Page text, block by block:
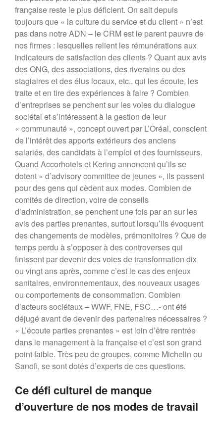
française reste le plus déficient. On sait depuis
toujours que « la culture du service et du client » n’est
pas dans notre ADN – le CRM est le parent pauvre de
nos firmes : lesquelles relient les rémunérations aux
indicateurs de satisfaction des clients ? Quant aux avis
des ONG, des associations, des riverains ou des
stagiaires et des élus locaux, etc.. qui les écoute, les
traite et en tire des expériences à faire ? Combien
d’entreprises se penchent sur les voies du dialogue
sociétal et s’intéressent à la gestion de leur
« communauté », concept ouvert par L’Oréal, conscient
de l’intérêt des apports extérieurs des anciens
salariés, des candidats à l’emploi et des fournisseurs.
Quand Accorhotels et Kering annoncent qu’ils se
dotent « d’advisory committee de jeunes », ils passent
pour des gens qui cèdent aux modes. Combien de
comités de direction, voire de conseils
d’administration, se penchent une fois par an sur les
avis des parties prenantes, surtout lorsqu’ils évoquent
des changements de modèles, prémonitoires ? Que de
temps perdu à s’opposer à des controverses qui
finissent par devenir des voies de transformation dix
ou vingt ans après, comme c’est le cas des enjeux
sanitaires, environnementaux, des nouveaux usages
ou comportements de consommation. Combien
d’acteurs sociétaux – WWF, FNE, FSC…- ont été
déjugé avant de devenir des partenaires nécessaires ?
« L’écoute parties prenantes » est loin d’être rentrée
dans le management à la française et c’est son grand
point faible. Très peu de groupes, comme Michelin ou
Sanofi, se sont dotés d’experts de ces questions.
Ce défi culturel de manque
d’ouverture de nos modes de travail